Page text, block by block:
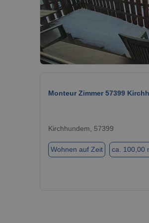
Monteur Zimmer 57399
Kirchhundem, 57399
Wohnen auf Zeit ca. 100,00